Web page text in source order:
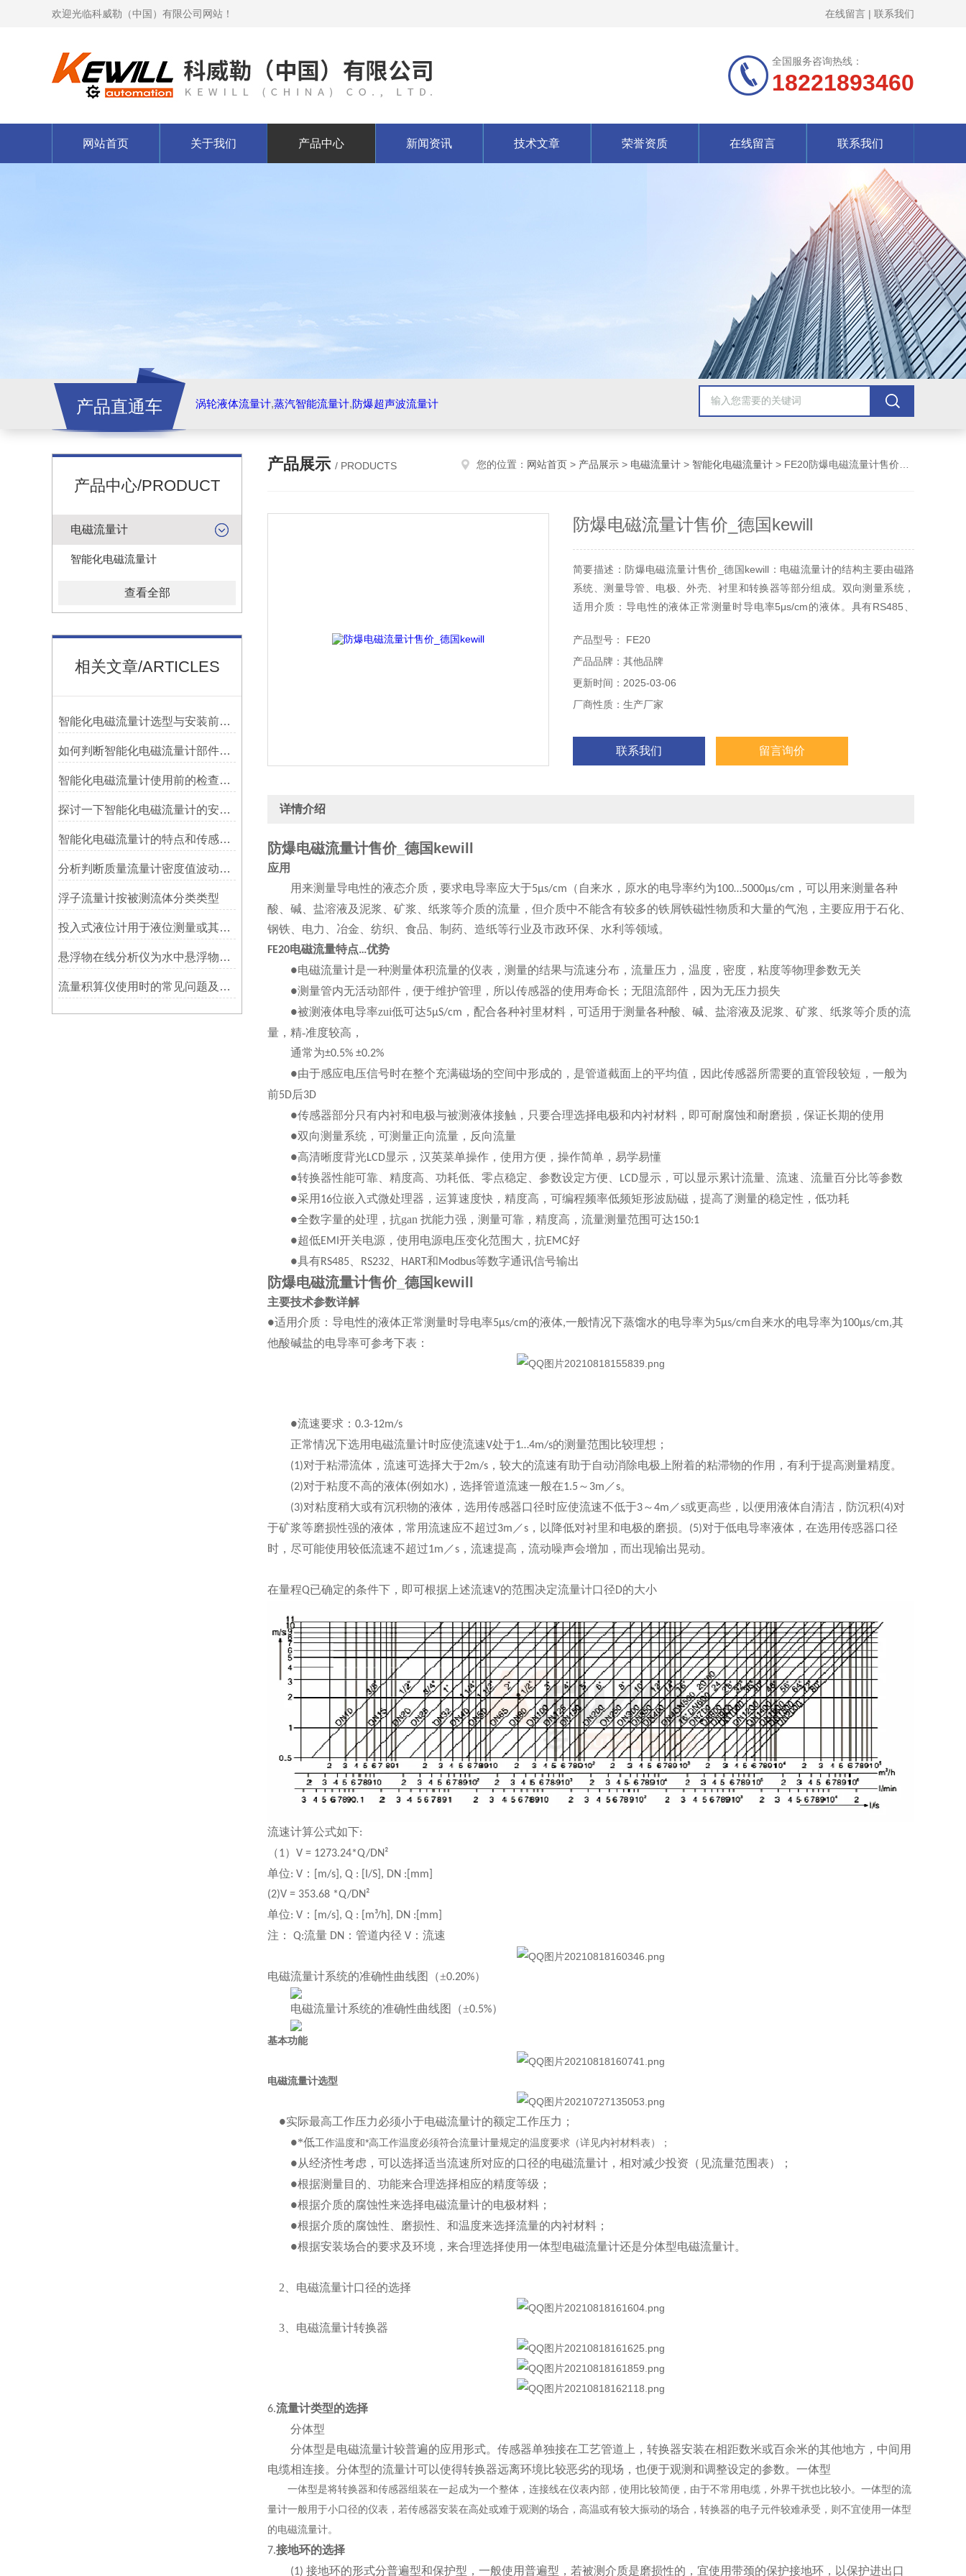
欢迎光临科威勒（中国）有限公司网站！ 在线留言 | 联系我们
全国服务咨询热线：
18221893460
网站首页 关于我们 产品中心 新闻资讯 技术文章 荣誉资质 在线留言 联系我们
产品直通车 涡轮液体流量计,蒸汽智能流量计,防爆超声波流量计
产品中心/PRODUCT
电磁流量计
智能化电磁流量计
查看全部
相关文章/ARTICLES
智能化电磁流量计选型与安装前准备
如何判断智能化电磁流量计部件是否需要更换
智能化电磁流量计使用前的检查工作
探讨一下智能化电磁流量计的安装要求
智能化电磁流量计的特点和传感器安装要点
分析判断质量流量计密度值波动较大的故障来源
浮子流量计按被测流体分类类型
投入式液位计用于液位测量或其它测压场合
悬浮物在线分析仪为水中悬浮物含量提供准确数据
流量积算仪使用时的常见问题及设置
产品展示 / PRODUCTS 您的位置： 网站首页 > 产品展示 > 电磁流量计 > 智能化电磁流量计 > FE20防爆电磁流量计售价_德国kewill
防爆电磁流量计售价_德国kewill
简要描述：防爆电磁流量计售价_德国kewill：电磁流量计的结构主要由磁路
系统、测量导管、电极、外壳、衬里和转换器等部分组成。双向测量系统，
适用介质：导电性的液体正常测量时导电率5μs/cm的液体。具有RS485、
产品型号： FE20
产品品牌：其他品牌
更新时间：2025-03-06
厂商性质：生产厂家
联系我们 留言询价
详情介绍
防爆电磁流量计售价_德国kewill
应用
用来测量导电性的液态介质，要求电导率应大于5μs/cm （自来水，原水的电导率约为100…5000μs/cm ，可以用来测量各种
酸、碱、盐溶液及泥浆、矿浆、纸浆等介质的流量，但介质中不能含有较多的铁屑铁磁性物质和大量的气泡，主要应用于石化、
钢铁、电力、冶金、纺织、食品、制药、造纸等行业及市政环保、水利等领域。
FE20电磁流量特点…优势
●电磁流量计是一种测量体积流量的仪表，测量的结果与流速分布，流量压力，温度，密度，粘度等物理参数无关
●测量管内无活动部件，便于维护管理，所以传感器的使用寿命长；无阻流部件，因为无压力损失
●被测液体电导率zui低可达5μS/cm ，配合各种衬里材料，可适用于测量各种酸、碱、盐溶液及泥浆、矿浆、纸浆等介质的流
量，精-准度较高，
通常为±0.5% ±0.2%
●由于感应电压信号时在整个充满磁场的空间中形成的，是管道截面上的平均值，因此传感器所需要的直管段较短，一般为
前5D后3D
●传感器部分只有内衬和电极与被测液体接触，只要合理选择电极和内衬材料，即可耐腐蚀和耐磨损，保证长期的使用
●双向测量系统，可测量正向流量，反向流量
●高清晰度背光LCD显示，汉英菜单操作，使用方便，操作简单，易学易懂
●转换器性能可靠、精度高、功耗低、零点稳定、参数设定方便、 LCD显示，可以显示累计流量、流速、流量百分比等参数
●采用 16位嵌入式微处理器，运算速度快，精度高，可编程频率低频矩形波励磁，提高了测量的稳定性，低功耗
●全数字量的处理，抗gan 扰能力强，测量可靠，精度高，流量测量范围可达150:1
●超低EMI 开关电源，使用电源电压变化范围大，抗EMC好
●具有RS485 RS232 HART 和Modbus等数字通讯信号输出
防爆电磁流量计售价_德国kewill
主要技术参数详解
●适用介质：导电性的液体正常测量时导电率5μs/cm的液体,一般情况下蒸馏水的电导率为5μs/cm自来水的电导率为100μs/cm,其
他酸碱盐的电导率可参考下表：
●流速要求： 0.3-12m/s
正常情况下选用电磁流量计时应使流速V处于1…4m/s的测量范围比较理想；
(1)对于粘滞流体，流速可选择大于2m/s ，较大的流速有助于自动消除电极上附着的粘滞物的作用，有利于提高测量精度。
(2)对于粘度不高的液体(例如水) ，选择管道流速一般在1.5 ～ 3m ／s。
(3)对粘度稍大或有沉积物的液体，选用传感器口径时应使流速不低于3～4m ／s或更高些，以便用液体自清洁，防沉积(4)对
于矿浆等磨损性强的液体，常用流速应不超过3m ／s ，以降低对衬里和电极的磨损。 (5)对于低电导率液体，在选用传惑器口径
时，尽可能使用较低流速不超过1m ／s ，流速提高，流动噪声会增加，而出现输出晃动。
在量程Q已确定的条件下，即可根据上述流速V的范围决定流量计口径D的大小
流速计算公式如下:
（1） V = 1273.24*Q/DN²
单位: V ：
[m/s], Q : [I/S], DN :[mm]
(2)V = 353.68 *Q/DN²
单位: V ： [m/s], Q : [m³/h], DN :[mm]
注： Q:流量 DN ：管道内径 V ：流速
电磁流量计系统的准确性曲线图（±0.20%）
电磁流量计系统的准确性曲线图（±0.5%）
基本功能
电磁流量计选型
●实际最高工作压力必须小于电磁流量计的额定工作压力；
●*低工作温度和*高工作温度必须符合流量计量规定的温度要求（详见内衬材料表）；
●从经济性考虑，可以选择适当流速所对应的口径的电磁流量计，相对减少投资（见流量范围表）；
●根据测量目的、功能来合理选择相应的精度等级；
●根据介质的腐蚀性来选择电磁流量计的电极材料；
●根据介质的腐蚀性、磨损性、和温度来选择流量的内衬材料；
●根据安装场合的要求及环境，来合理选择使用一体型电磁流量计还是分体型电磁流量计。
2、 电磁流量计口径的选择
3、 电磁流量计转换器
6.流量计类型的选择
分体型
分体型是电磁流量计较普遍的应用形式。传感器单独接在工艺管道上，转换器安装在相距数米或百余米的其他地方，中间用
电缆相连接。分体型的流量计可以使得转换器远离环境比较恶劣的现场，也便于观测和调整设定的参数。一体型
一体型是将转换器和传感器组装在一起成为一个整体，连接线在仪表内部，使用比较简便，由于不常用电缆，外界干扰也比较小。一体型的流
量计一般用于小口径的仪表，若传感器安装在高处或难于观测的场合，高温或有较大振动的场合，转换器的电子元件较难承受，则不宜使用一体型
的电磁流量计。
7.接地环的选择
(1) 接地环的形式分普遍型和保护型，一般使用普遍型，若被测介质是磨损性的，宜使用带颈的保护接地环，以保护进出口